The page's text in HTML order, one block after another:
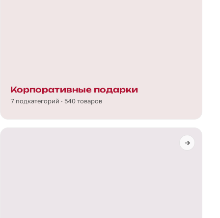
Корпоративные подарки
7 подкатегорий · 540 товаров